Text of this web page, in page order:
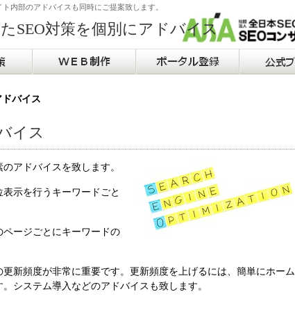
内部のアドバイスも同時にご提案致します。
SEO対策を個別にアドバイス
バイス
イス
アドバイスを致します。
示を行うキーワードごと
ージごとにキーワードの
新頻度が非常に重要です。更新頻度を上げるには、簡単にホーム
システム導入などのアドバイスも致します。